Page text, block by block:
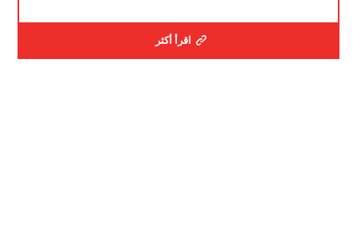
اقرأ أكثر